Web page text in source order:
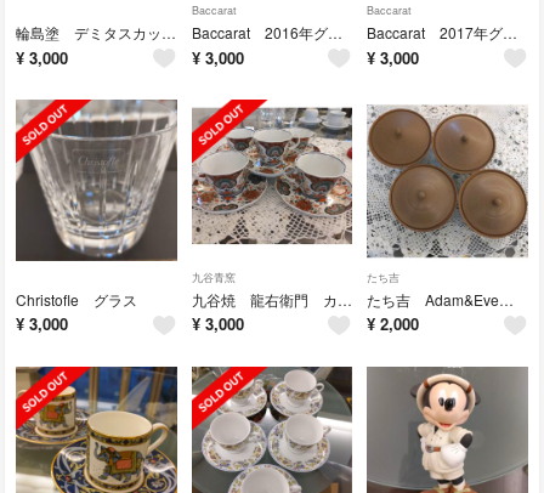
輪島塗 デミタスカップ＆ソーサー
¥ 3,000
Baccarat
Baccarat 2016年グラス
¥ 3,000
Baccarat
Baccarat 2017年グラス
¥ 3,000
Christofle グラス
¥ 3,000
九谷青窯
九谷焼 龍右衛門 カップ＆ソーサー
¥ 3,000
たち吉
たち吉 Adam&Eve 蓋付き小椀
¥ 2,000